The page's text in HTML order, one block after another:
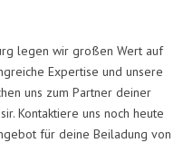
legen wir großen Wert auf
Expertise und unsere
uns zum Partner deiner
Kontaktiere uns noch heute
für deine Beiladung von